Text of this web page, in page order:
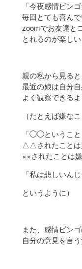
「今夜感情ビン
毎回とても喜ん
zoomでお友達と
とれるのが楽し
親の私から見ると
最近の娘は自分
よく観察できる
（たとえば嫌な
「◯◯ということ
△△されたことは
××されたことは嫌
「私は悲しいん
というように）
また、感情ビン
自分の意見を言